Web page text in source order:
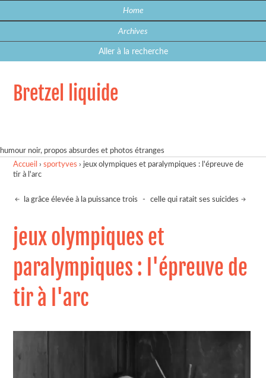
Home
Archives
Aller à la recherche
Bretzel liquide
humour noir, propos absurdes et photos étranges
Accueil ›sportyves › jeux olympiques et paralympiques : l'épreuve de
tir à l'arc
la grâce élevée à la puissance trois - celle qui ratait ses suicides
jeux olympiques et
paralympiques : l'épreuve de
tir à l'arc